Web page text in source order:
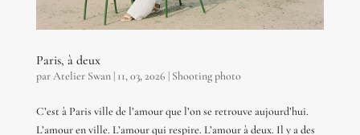
Paris, à deux
parAtelier Swan| 11, 03, 2026 | Shooting photo
C’est à Paris ville de l’amour que l’on se retrouve aujourd’hui.
L’amour en ville. L’amour qui respire. L’amour à deux. Il y a des